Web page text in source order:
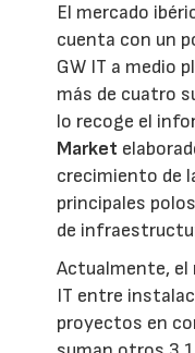
El mercado
cuenta con un
GW IT a medio
más de cuatro
lo recoge el
Market
crecimiento de
principales
de
Actualmente, el
IT entre
proyectos en